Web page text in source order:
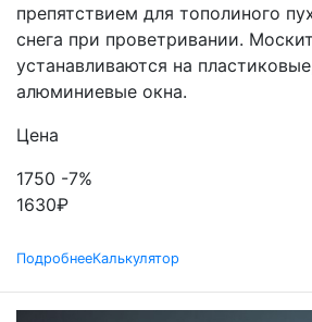
препятствием для тополиного
снега при проветривании.
устанавливаются на
алюминиевые окна.
Цена
1750 -7%
1630₽
ПодробнееКалькулятор